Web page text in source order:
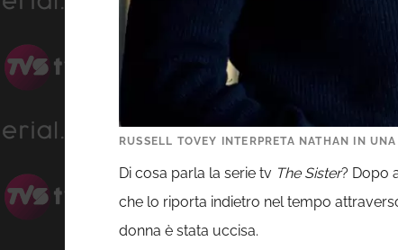
RUSSELL TOVEY INTERPRETA NATHAN IN
Di cosa parla la serie tv The Sister? Dopo
che lo riporta indietro nel tempo
donna è stata uccisa.